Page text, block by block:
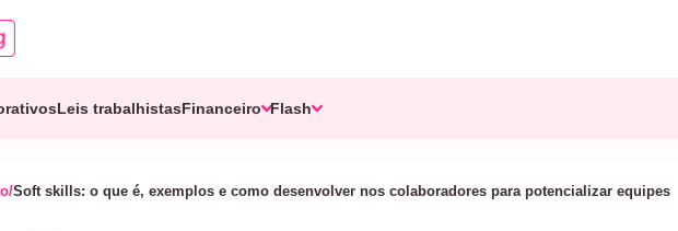
Leis trabalhistasFinanceiro Flash
Soft skills: o que é, exemplos e como desenvolver nos colaboradores para potencializar equipes